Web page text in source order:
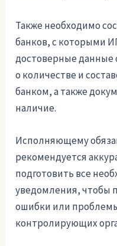
Также необходимо
банков, с которыми
достоверные данные
о количестве и
банком, а также
наличие.
Исполняющему
рекомендуется
подготовить все
уведомления, чтобы
ошибки или
контролирующих